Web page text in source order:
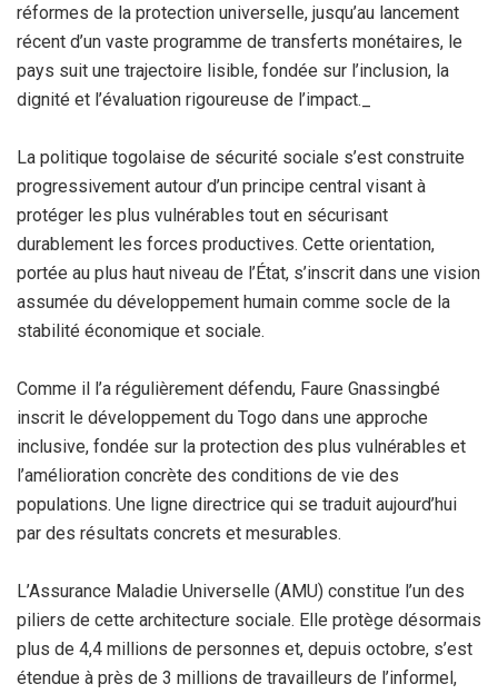
réformes de la protection universelle, jusqu’au lancement
récent d’un vaste programme de transferts monétaires, le
pays suit une trajectoire lisible, fondée sur l’inclusion, la
dignité et l’évaluation rigoureuse de l’impact._
La politique togolaise de sécurité sociale s’est construite
progressivement autour d’un principe central visant à
protéger les plus vulnérables tout en sécurisant
durablement les forces productives. Cette orientation,
portée au plus haut niveau de l’État, s’inscrit dans une vision
assumée du développement humain comme socle de la
stabilité économique et sociale.
Comme il l’a régulièrement défendu, Faure Gnassingbé
inscrit le développement du Togo dans une approche
inclusive, fondée sur la protection des plus vulnérables et
l’amélioration concrète des conditions de vie des
populations. Une ligne directrice qui se traduit aujourd’hui
par des résultats concrets et mesurables.
L’Assurance Maladie Universelle (AMU) constitue l’un des
piliers de cette architecture sociale. Elle protège désormais
plus de 4,4 millions de personnes et, depuis octobre, s’est
étendue à près de 3 millions de travailleurs de l’informel,